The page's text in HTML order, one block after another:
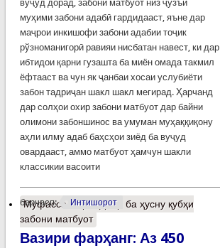
вуҷуд дорад, забони матбуот низ ҷузъи
муҳими забони адабӣ гардидааст, яъне дар
маҷрои инкишофи забони адабии тоҷик
рўзноманигорӣ равияи нисбатан навест, ки дар
ибтидои қарни гузашта ба миён омада такмил
ёфтааст ва чун як ҷанбаи хосаи услубиёти
забон тадриҷан шакл шакл мегирад. Ҳарчанд
дар солҳои охир забони матбуот дар байни
олимони забоншинос ва умуман муҳаққиқону
аҳли илму адаб баҳсҳои зиёд ба вуҷуд
овардааст, аммо матбуот ҳамчун шакли
классикии васоити
барчасп: Интишорот
Муфассалтаро Доир ба ҳусну қубҳи
забони матбуот
Вазири фарҳанг: Аз 450